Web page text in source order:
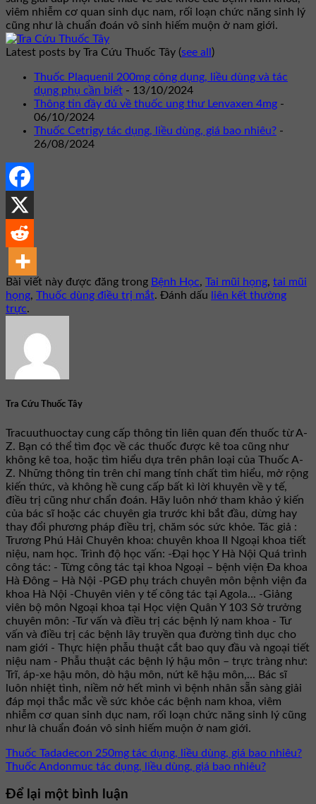
viêm nhiễm cơ quan sinh dục nam, rối loạn chức năng sinh lý
cũng như là chuẩn đoán vô sinh hiếm muộn ở nam giới.
Latest posts by Tra Cứu Thuốc Tây (see all )
Thuốc Plaquenil 200mg công dụng, liều dùng và tác
dụng phụ cần biết - 13/10/2024
Thông tin đầy đủ về thuốc ung thư Lenvaxen 4mg -
06/10/2024
Thuốc Cetrigy tác dụng, liều dùng, giá bao nhiêu? -
26/08/2024
Bài viết này được đăng trong Bệnh Học, Tai mũi họng, tai mũi
họng, Thuốc dùng điều trị mắt. Đánh dấu
liên kết thường
trực.
Tra Cứu Thuốc Tây
Tracuuthuoctay cung cấp thông tin liên quan đến thuốc từ A-
Z. Bạn có thể tìm đọc về các thuốc được kê toa cũng như
không kê toa, hoặc tìm hiểu dựa trên phân loại của Thuốc A-
Z. Những thông tin trên chỉ mang tính chất tìm hiểu, mở rộng
kiến thức, và không hề cung cấp bất kì lời khuyên về y tế,
điều trị cũng như chẩn đoán. Hãy luôn nhớ tham khảo ý kiến
của bác sĩ hoặc các chuyên gia trước khi bắt đầu, dừng hay
thay đổi phương pháp điều trị, chăm sóc sức khỏe. Tác giả :
Trương Phú Hải Chuyên khoa: chuyên khoa II Ngoại khoa tiết
niệu, nam học. Trình độ học vấn: -Đại học Y Hà Nội Quá trình
công tác: - Từng công tác tại khoa Ngoại – bệnh viện Đa khoa
Hà Đông – Hà Nội -PGĐ phụ trách chuyên môn bệnh viện đa
khoa Hà Nội -Chuyên viên y tế công tác tại Agola... -Giảng
viên bộ môn Ngoại khoa tại Học viện Quân Y 103 Sở trưởng
chuyên môn: -Tư vấn và điều trị các bệnh lý nam khoa - Tư
vấn và điều trị các bệnh lây truyền qua đường tình dục cho
nam giới - Thực hiện phẫu thuật cắt bao quy đầu và ngoại tiết
niệu nam - Phẫu thuật các bệnh lý hậu môn – trực tràng như:
Trĩ, áp-xe hậu môn, dò hậu môn, nứt kẽ hậu môn,... Bác sĩ
luôn nhiệt tình, niềm nở hết mình vì bệnh nhân sẵn sàng giải
đáp mọi thắc mắc về sức khỏe các bệnh nam khoa, viêm
nhiễm cơ quan sinh dục nam, rối loạn chức năng sinh lý cũng
như là chuẩn đoán vô sinh hiếm muộn ở nam giới.
Thuốc Tadadecon 250mg tác dụng, liều dùng, giá bao nhiêu?
Thuốc Andonmuc tác dụng, liều dùng, giá bao nhiêu?
Để lại một bình luận